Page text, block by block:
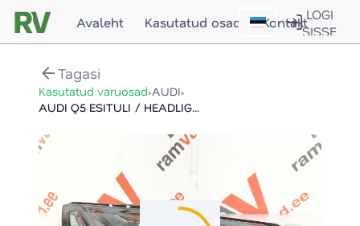
Avaleht Kasutatud osad KontaktLOGI
SISSE
arrow_backTagasi
Kasutatud varuosad›AUDI›
AUDI Q5 ESITULI / HEADLIGHT